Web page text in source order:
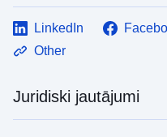
LinkedIn
Other
Juridiski jautājumi